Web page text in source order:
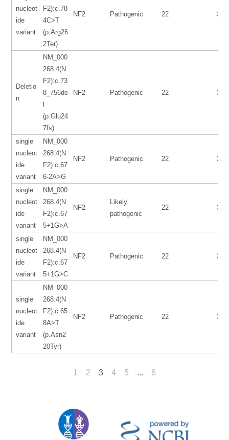
nucleot
ide
variant
F2):c.78
4C>T
(p.Arg26
2Ter)
NF2 Pathogenic 22
Deletio
n
NM_000
268.4(N
F2):c.73
8_756de
(p.Glu24
7fs)
NF2 Pathogenic 22
single
nucleot
ide
variant
NM_000
268.4(N
F2):c.67
6-2A>G
NF2 Pathogenic 22
single
nucleot
ide
variant
NM_000
268.4(N
F2):c.67
5+1G>A
NF2
Likely
pathogenic
22
single
nucleot
ide
variant
NM_000
268.4(N
F2):c.67
5+1G>C
NF2 Pathogenic 22
single
nucleot
ide
variant
NM_000
268.4(N
F2):c.65
8A>T
(p.Asn2
20Tyr)
NF2 Pathogenic 22
1 2 3 4 5 ... 6